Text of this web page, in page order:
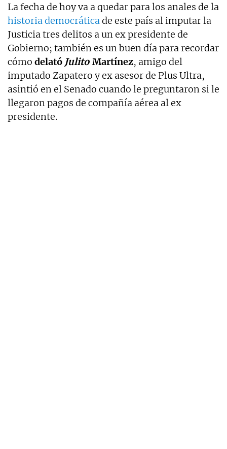
La fecha de hoy va a quedar para los anales de la
historia democráticade este país al imputar la
Justicia tres delitos a un ex presidente de
Gobierno; también es un buen día para recordar
cómo delató Julito Martínez, amigo del
imputado Zapatero y ex asesor de Plus Ultra,
asintió en el Senado cuando le preguntaron si le
llegaron pagos de compañía aérea al ex
presidente.